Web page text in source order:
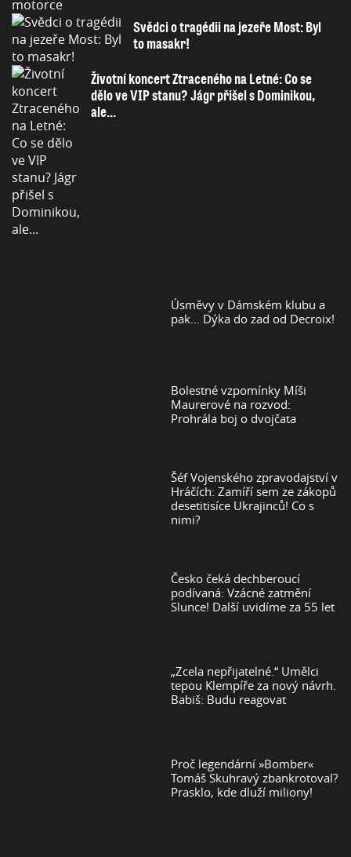
Svědci o tragédii na jezeře Most: Byl
to masakr!
Životní koncert Ztraceného na Letné: Co se
dělo ve VIP stanu? Jágr přišel s Dominikou,
ale...
Úsměvy v Dámském klubu a
pak… Dýka do zad od Decroix!
Bolestné vzpomínky Míši
Maurerové na rozvod:
Prohrála boj o dvojčata
Šéf Vojenského zpravodajství v
Hráčích: Zamíří sem ze zákopů
desetitisíce Ukrajinců! Co s
nimi?
Česko čeká dechberoucí
podívaná: Vzácné zatmění
Slunce! Další uvidíme za 55 let
„Zcela nepřijatelné.“ Umělci
tepou Klempíře za nový návrh.
Babiš: Budu reagovat
Proč legendární »Bomber«
Tomáš Skuhravý zbankrotoval?
Prasklo, kde dluží miliony!